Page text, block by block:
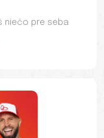
niečo pre seba